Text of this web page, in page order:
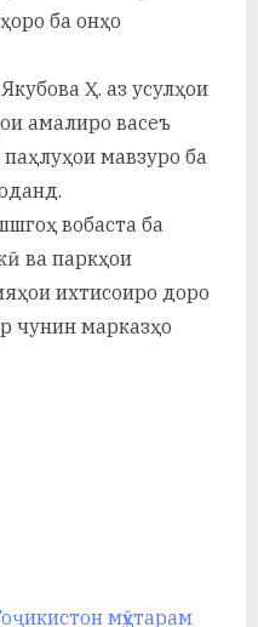
у
с
а
ба онҳо
Ҳ. аз усулҳои
амалиро васеъ
мавзуро ба
вобаста ба
ва паркҳои
ихтисоиро доро
чунин марказҳо
мӯҳтарам